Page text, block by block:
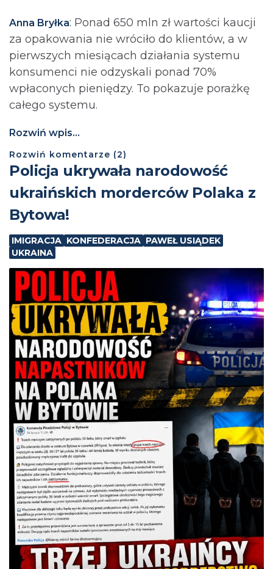
Anna Bryłka: Ponad 650 mln zł wartości kaucji
za opakowania nie wróciło do klientów, a w
pierwszych miesiącach działania systemu
konsumenci nie odzyskali ponad 70%
wpłaconych pieniędzy. To pokazuje porażkę
całego systemu.
Rozwiń wpis...
Rozwiń komentarze (2)
Policja ukrywała narodowość
ukraińskich morderców Polaka z
Bytowa!
IMIGRACJA KONFEDERACJA PAWEŁ USIĄDEK
UKRAINA